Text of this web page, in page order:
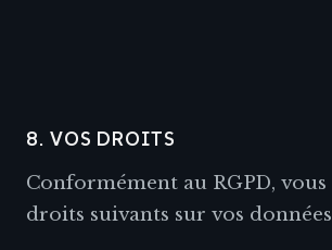
8. VOS DROITS
Conformément au RGPD, vous
droits suivants sur vos